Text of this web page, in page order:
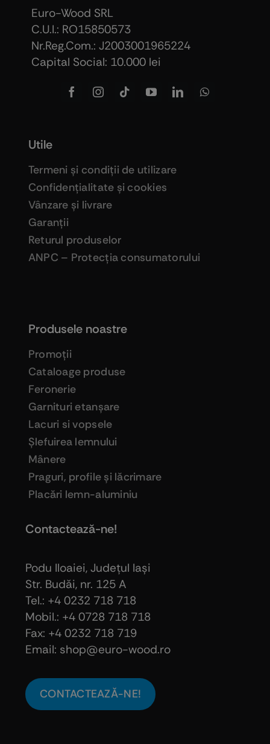
Euro-Wood SRL
C.U.I.: RO15850573
Nr.Reg.Com.: J2003001965224
Capital Social: 10.000 lei
Produsele noastre
Promoţii
Cataloage produse
Feronerie
Garnituri etanşare
Lacuri si vopsele
Şlefuirea lemnului
Mânere
Praguri, profile şi lăcrimare
Placări lemn-aluminiu
Utile
Termeni şi condiţii de utilizare
Confidenţialitate şi cookies
Vânzare şi livrare
Garanţii
Returul produselor
ANPC – Protecţia consumatorului
Contactează-ne!
Podu Iloaiei, Judeţul Iaşi
Str. Budăi, nr. 125 A
Tel.: +4 0232 718 718
Mobil.: +4 0728 718 718
Fax: +4 0232 718 719
Email: shop@euro-wood.ro
CONTACTEAZĂ-NE!